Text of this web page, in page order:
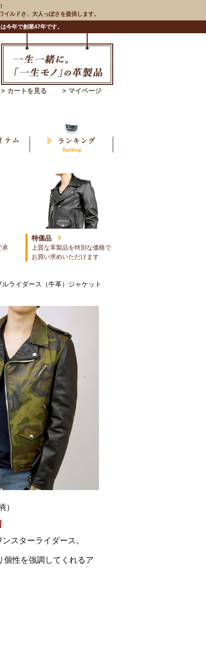
ルドさ、大人っぽさを提供します。
今年で創業47年です。
> カートを見る > マイページ
承
特価品
上質な革製品を特別な価格で
お買い求めいただけます
ライダース（牛革）ジャケット
）
スターライダース。
個性を強調してくれるア